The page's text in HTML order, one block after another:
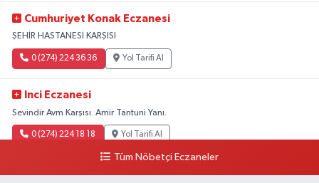
Cumhuriyet Konak Eczanesi
ŞEHİR HASTANESİ KARŞISI
0 (274) 224 36 36 Yol Tarifi Al
Inci Eczanesi
Sevindir Avm Karşısı. Amir Tantuni Yanı.
0 (274) 224 18 18 Yol Tarifi Al
Tüm Nöbetçi Eczaneler